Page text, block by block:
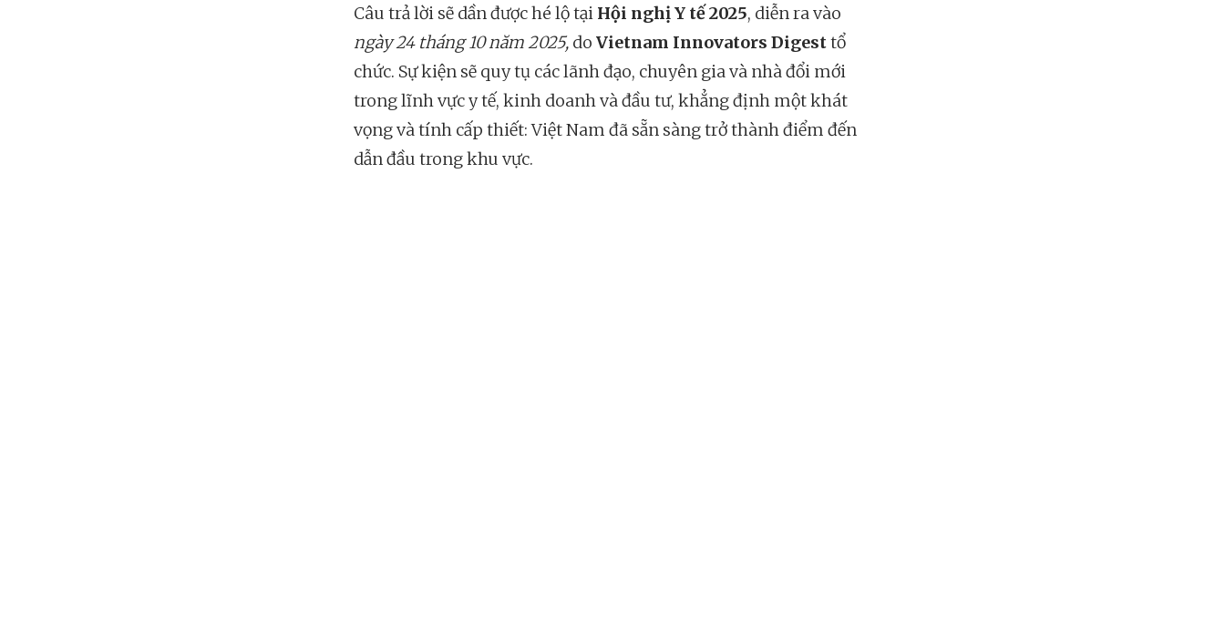
Câu trả lời sẽ dần được hé lộ tại Hội nghị Y tế 2025, diễn ra vào
ngày 24 tháng 10 năm 2025, do Vietnam Innovators Digesttổ
chức. Sự kiện sẽ quy tụ các lãnh đạo, chuyên gia và nhà đổi mới
trong lĩnh vực y tế, kinh doanh và đầu tư, khẳng định một khát
vọng và tính cấp thiết: Việt Nam đã sẵn sàng trở thành điểm đến
dẫn đầu trong khu vực.